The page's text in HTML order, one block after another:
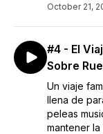
October 21,
#4 - El
Sobre
Un viaje
llena de
peleas
mantener